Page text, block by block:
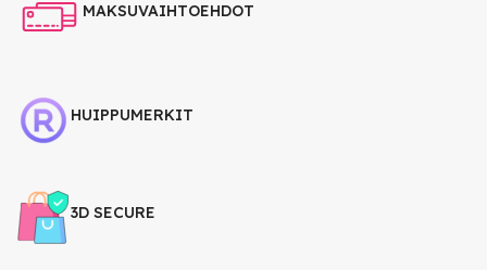
MAKSUVAIHTOEHDOT
HUIPPUMERKIT
3D SECURE